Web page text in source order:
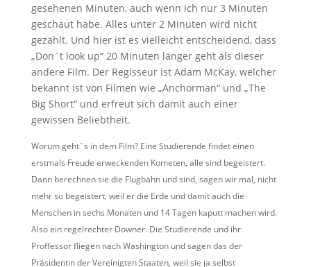
gesehenen Minuten, auch wenn ich nur 3 Minuten
geschaut habe. Alles unter 2 Minuten wird nicht
gezählt. Und hier ist es vielleicht entscheidend, dass
„Don´t look up“ 20 Minuten länger geht als dieser
andere Film. Der Regisseur ist Adam McKay, welcher
bekannt ist von Filmen wie „Anchorman“ und „The
Big Short“ und erfreut sich damit auch einer
gewissen Beliebtheit.
Worum geht´s in dem Film? Eine Studierende findet einen
erstmals Freude erweckenden Kometen, alle sind begeistert.
Dann berechnen sie die Flugbahn und sind, sagen wir mal, nicht
mehr so begeistert, weil er die Erde und damit auch die
Menschen in sechs Monaten und 14 Tagen kaputt machen wird.
Also ein regelrechter Downer. Die Studierende und ihr
Proffessor fliegen nach Washington und sagen das der
Präsidentin der Vereinigten Staaten, weil sie ja selbst